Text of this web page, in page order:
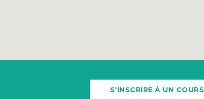
S'INSCRIRE À UN COURS